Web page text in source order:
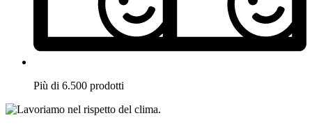
Più di 6.500 prodotti